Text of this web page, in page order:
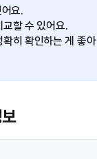
요.
할 수 있어요.
확히 확인하는 게 좋아